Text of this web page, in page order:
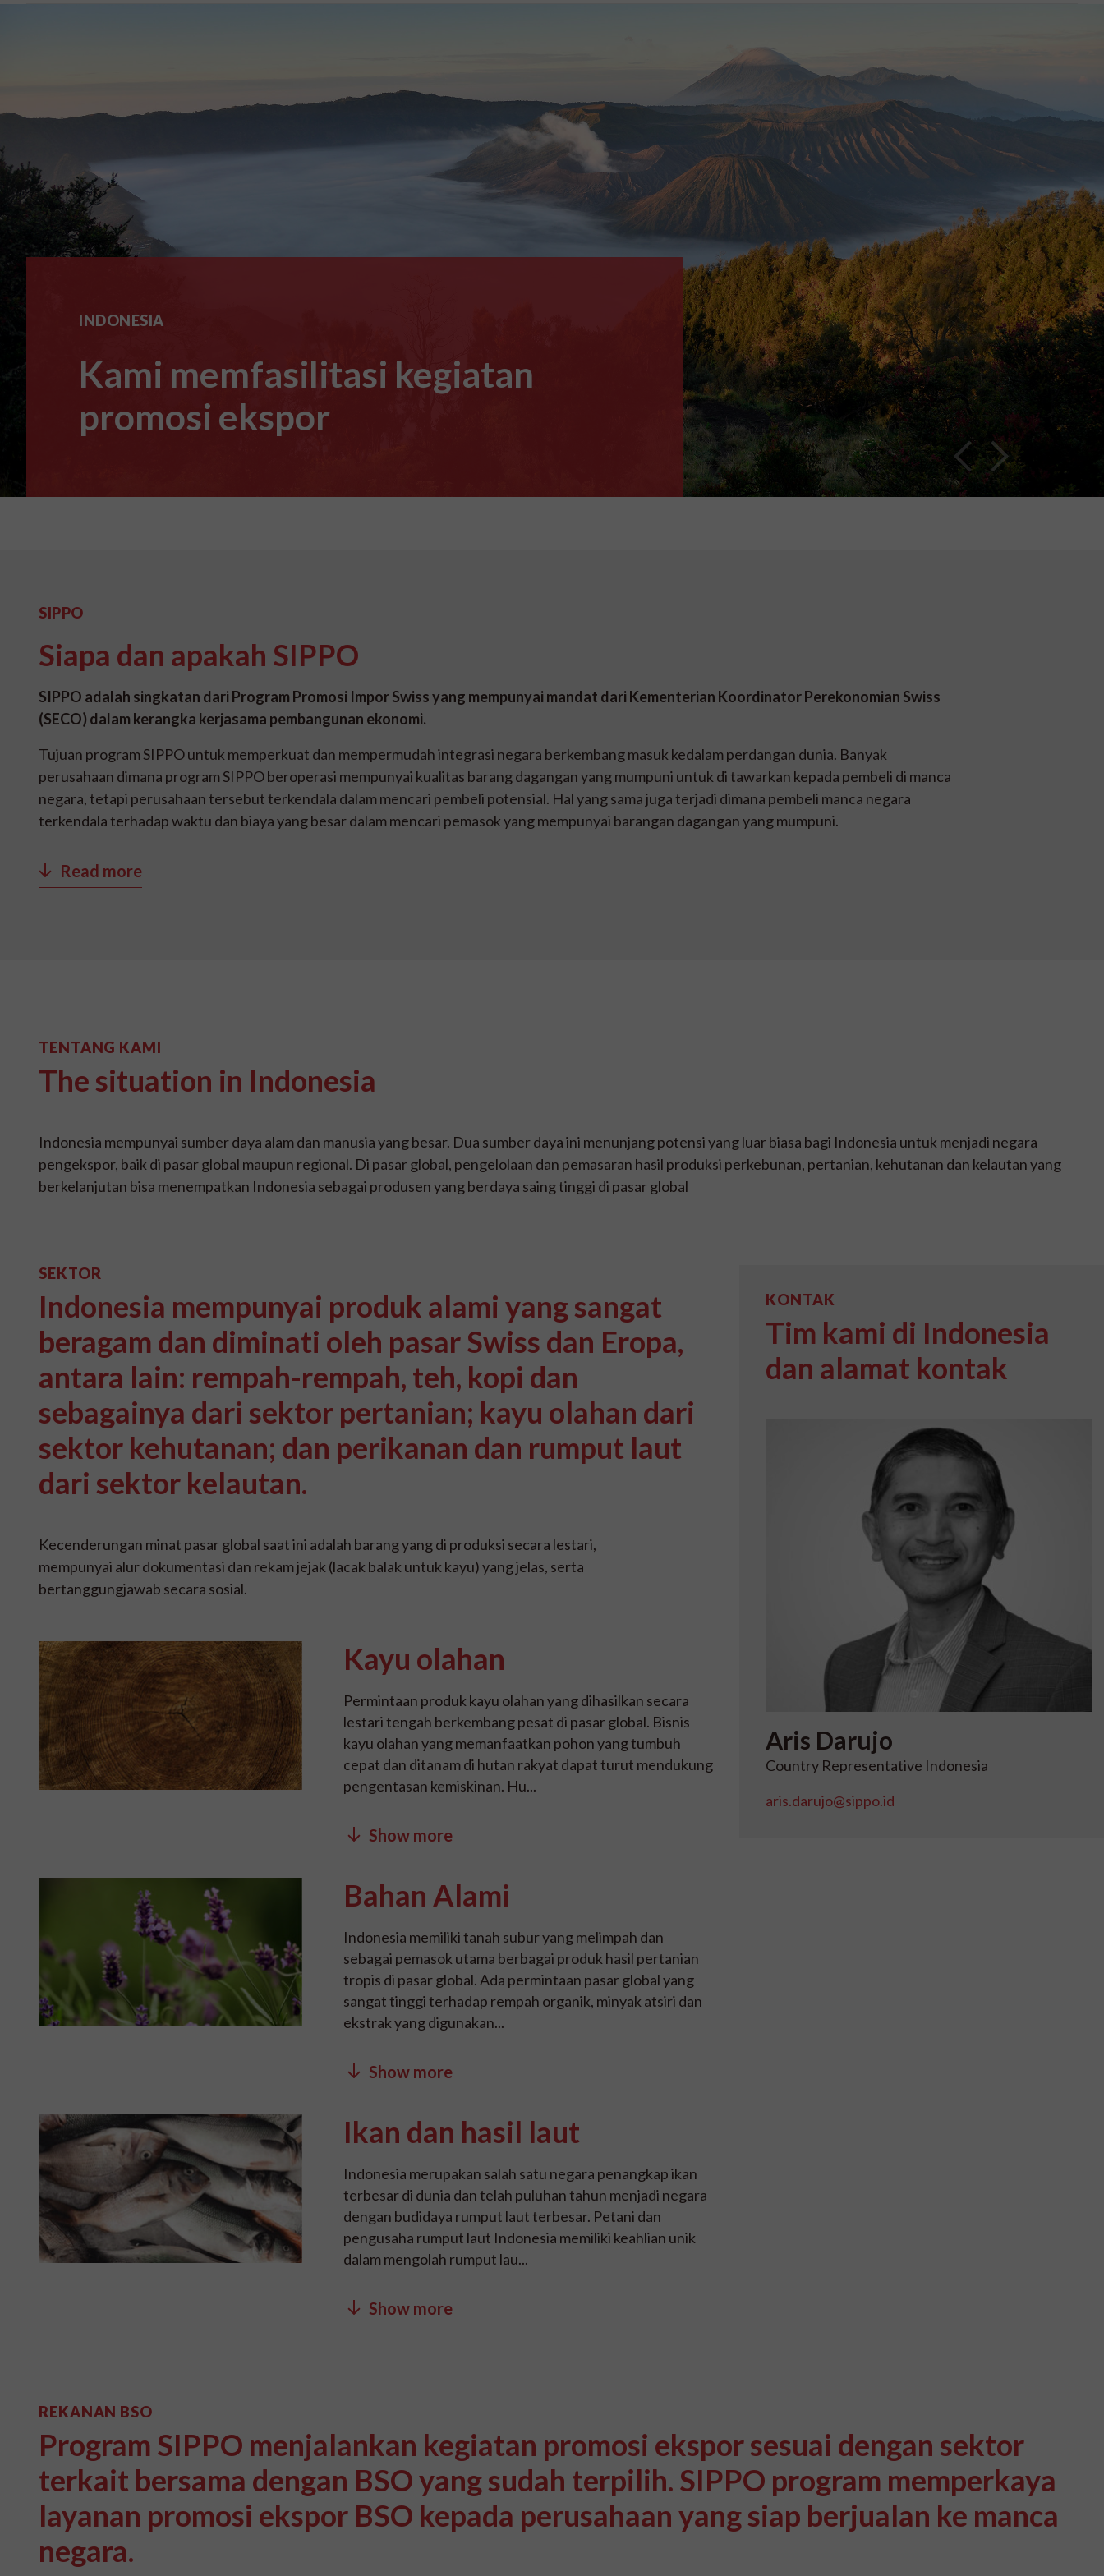
INDONESIA
Kami memfasilitasi kegiatan
promosi ekspor
SIPPO
Siapa dan apakah SIPPO
SIPPO adalah singkatan dari Program Promosi Impor Swiss yang mempunyai mandat dari Kementerian Koordinator Perekonomian Swiss
(SECO) dalam kerangka kerjasama pembangunan ekonomi.
Tujuan program SIPPO untuk memperkuat dan mempermudah integrasi negara berkembang masuk kedalam perdangan dunia. Banyak
perusahaan dimana program SIPPO beroperasi mempunyai kualitas barang dagangan yang mumpuni untuk di tawarkan kepada pembeli di manca
negara, tetapi perusahaan tersebut terkendala dalam mencari pembeli potensial. Hal yang sama juga terjadi dimana pembeli manca negara
terkendala terhadap waktu dan biaya yang besar dalam mencari pemasok yang mempunyai barangan dagangan yang mumpuni.
Read more
TENTANG KAMI
The situation in Indonesia
Indonesia mempunyai sumber daya alam dan manusia yang besar. Dua sumber daya ini menunjang potensi yang luar biasa bagi Indonesia untuk menjadi negara
pengekspor, baik di pasar global maupun regional. Di pasar global, pengelolaan dan pemasaran hasil produksi perkebunan, pertanian, kehutanan dan kelautan yang
berkelanjutan bisa menempatkan Indonesia sebagai produsen yang berdaya saing tinggi di pasar global
SEKTOR
Indonesia mempunyai produk alami yang sangat
beragam dan diminati oleh pasar Swiss dan Eropa,
antara lain: rempah-rempah, teh, kopi dan
sebagainya dari sektor pertanian; kayu olahan dari
sektor kehutanan; dan perikanan dan rumput laut
dari sektor kelautan.
Kecenderungan minat pasar global saat ini adalah barang yang di produksi secara lestari,
mempunyai alur dokumentasi dan rekam jejak (lacak balak untuk kayu) yang jelas, serta
bertanggungjawab secara sosial.
Kayu olahan
Permintaan produk kayu olahan yang dihasilkan secara
lestari tengah berkembang pesat di pasar global. Bisnis
kayu olahan yang memanfaatkan pohon yang tumbuh
cepat dan ditanam di hutan rakyat dapat turut mendukung
pengentasan kemiskinan. Hu...
Show more
Bahan Alami
Indonesia memiliki tanah subur yang melimpah dan
sebagai pemasok utama berbagai produk hasil pertanian
tropis di pasar global. Ada permintaan pasar global yang
sangat tinggi terhadap rempah organik, minyak atsiri dan
ekstrak yang digunakan...
Show more
Ikan dan hasil laut
Indonesia merupakan salah satu negara penangkap ikan
terbesar di dunia dan telah puluhan tahun menjadi negara
dengan budidaya rumput laut terbesar. Petani dan
pengusaha rumput laut Indonesia memiliki keahlian unik
dalam mengolah rumput lau...
Show more
KONTAK
Tim kami di Indonesia
dan alamat kontak
Aris Darujo
Country Representative Indonesia
aris.darujo@sippo.id
REKANAN BSO
Program SIPPO menjalankan kegiatan promosi ekspor sesuai dengan sektor
terkait bersama dengan BSO yang sudah terpilih. SIPPO program memperkaya
layanan promosi ekspor BSO kepada perusahaan yang siap berjualan ke manca
negara.